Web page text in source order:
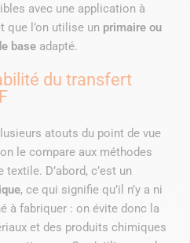
avec une application à
que l’on utilise un primaire ou
base adapté.
du transfert
atouts du point de vue
le compare aux méthodes
D’abord, c’est un
, ce qui signifie qu’il n’y a ni
à fabriquer : on évite donc la
et des produits chimiques